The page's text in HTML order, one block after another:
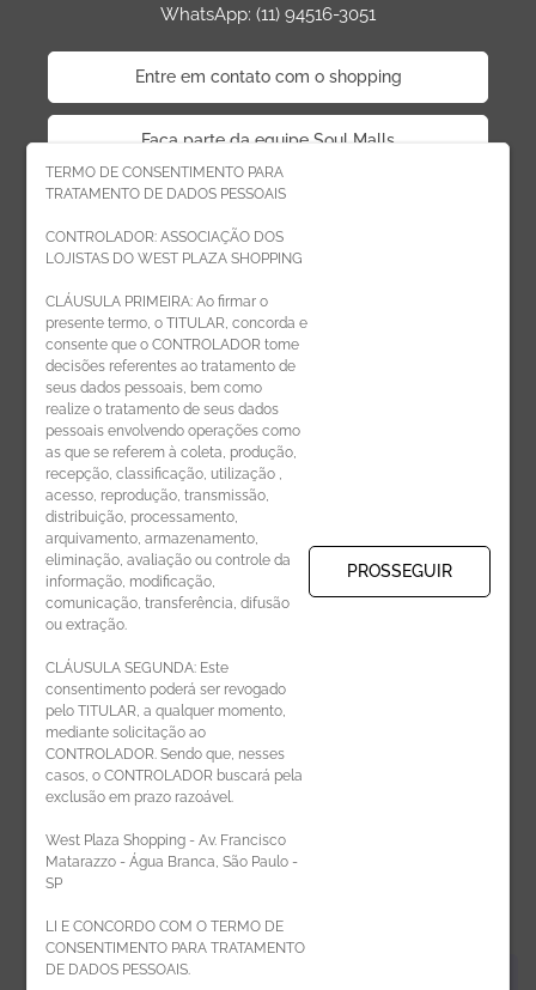
TERMO DE CONSENTIMENTO PARA
TRATAMENTO DE DADOS PESSOAIS
CONTROLADOR: ASSOCIAÇÃO DOS
LOJISTAS DO WEST PLAZA SHOPPING
CLÁUSULA PRIMEIRA: Ao firmar o
presente termo, o TITULAR, concorda e
consente que o CONTROLADOR tome
decisões referentes ao tratamento de
seus dados pessoais, bem como
realize o tratamento de seus dados
pessoais envolvendo operações como
as que se referem à coleta, produção,
recepção, classificação, utilização ,
acesso, reprodução, transmissão,
distribuição, processamento,
arquivamento, armazenamento,
eliminação, avaliação ou controle da
informação, modificação,
comunicação, transferência, difusão
ou extração.
CLÁUSULA SEGUNDA: Este
consentimento poderá ser revogado
pelo TITULAR, a qualquer momento,
mediante solicitação ao
CONTROLADOR. Sendo que, nesses
casos, o CONTROLADOR buscará pela
exclusão em prazo razoável.
West Plaza Shopping - Av. Francisco
Matarazzo - Água Branca, São Paulo -
SP
LI E CONCORDO COM O TERMO DE
CONSENTIMENTO PARA TRATAMENTO
DE DADOS PESSOAIS.
PROSSEGUIR
WhatsApp: (11) 94516-3051
Entre em contato com o shopping
Faça parte da equipe Soul Malls
Faça parte da equipe West Plaza
Politica de privacidade
Código de Ética de Parceiros
CADASTRE-SE
Receba novidades por e-mail:
CADASTRAR